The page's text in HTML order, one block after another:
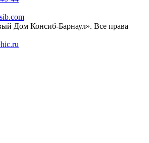
Дом Консиб-Барнаул». Все права